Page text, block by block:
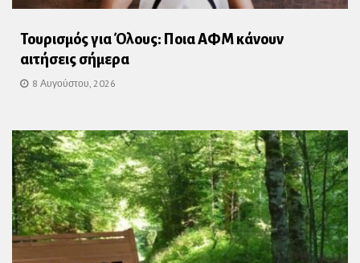
Τουρισμός για Όλους: Ποια ΑΦΜ κάνουν
αιτήσεις σήμερα
8 Αυγούστου, 2026